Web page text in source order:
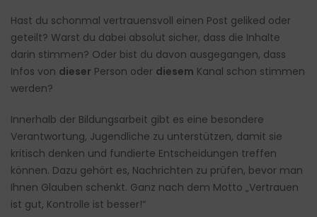
Hast du schonmal vertrauensvoll einen Post geliked oder
geteilt? Warst du dabei absolut sicher, dass die Inhalte
darin stimmen? Oder bist du davon ausgegangen, dass
Infos von dieser Person oder diesem Kanal schon stimmen
werden?
Innerhalb der Bildungsarbeit gibt es eine besondere
Verantwortung, Jugendliche zu unterstützen, damit sie
kritisch denken und fundierte Entscheidungen treffen
können. Dazu gehört es, Nachrichten zu prüfen, bevor man
Ihnen Glauben schenkt. Ganz nach dem Motto „Vertrauen
ist gut, Kontrolle ist besser!“